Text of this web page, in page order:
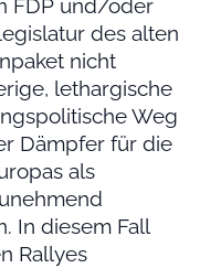
FDP und/oder
des alten
nicht
lethargische
Weg
Dämpfer für die
als
In diesem Fall
Rallyes